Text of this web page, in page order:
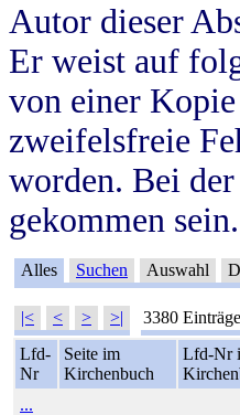
Autor dieser
Er weist auf
von einer
zweifelsfreie
worden. Bei
gekommen
Alles Suchen Auswahl
|< < > >| 3380
Lfd-
Nr
Seite im
Kirchenbuch
Lfd-Nr
...